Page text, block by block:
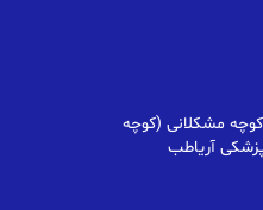
مشکلانی (کوچه